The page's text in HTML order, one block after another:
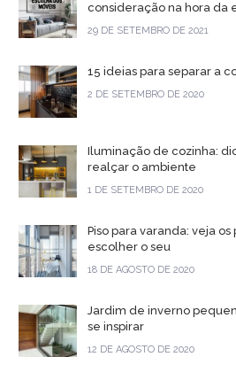
consideração na hora da
29 DE SETEMBRO DE 2021
15 ideias para separar a
2 DE SETEMBRO DE 2020
Iluminação de cozinha:
realçar o ambiente
1 DE SETEMBRO DE 2020
Piso para varanda: veja
escolher o seu
18 DE AGOSTO DE 2020
Jardim de inverno
se inspirar
12 DE AGOSTO DE 2020